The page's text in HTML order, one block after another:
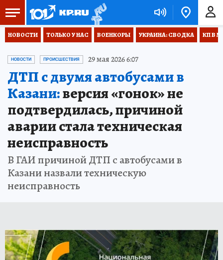
НОВОСТИ ТОЛЬКО У НАС ВОЕНКОРЫ УКРАИНА: СВОДКА КП В
НОВОСТИ ПРОИСШЕСТВИЯ 29 мая 2026 6:07
ДТП с двумя автобусами в
Казани:версия «гонок» не
подтвердилась, причиной
аварии стала техническая
неисправность
В ГАИ причиной ДТП с автобусами в
Казани назвали техническую
неисправность